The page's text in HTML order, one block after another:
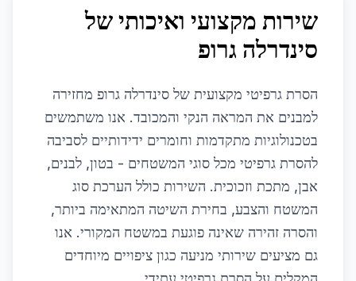
שירות מקצועי ואיכותי של
סינדרלה גרופ
הסרת גרפיטי מקצועית של סינדרלה גרופ מחזירה
למבנים את המראה הנקי והמכובד. אנו משתמשים
בטכנולוגיות מתקדמות וחומרים ידידותיים לסביבה
להסרת גרפיטי מכל סוגי המשטחים - בטון, לבנים,
אבן, מתכת וזכוכית. השירות כולל הערכת סוג
המשטח והצבע, בחירת השיטה המתאימה ביותר,
והסרה זהירה שאינה פוגעת במשטח המקורי. אנו
גם מציעים שירותי מניעה כגון ציפויים מיוחדים